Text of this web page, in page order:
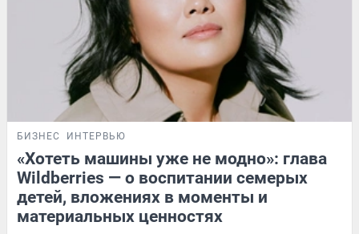
БИЗНЕС ИНТЕРВЬЮ
«Хотеть машины уже не модно»: глава
Wildberries — о воспитании семерых
детей, вложениях в моменты и
материальных ценностях